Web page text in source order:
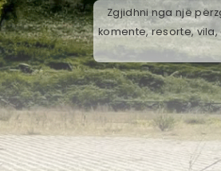
Zgjidhni nga një
komente, resorte,